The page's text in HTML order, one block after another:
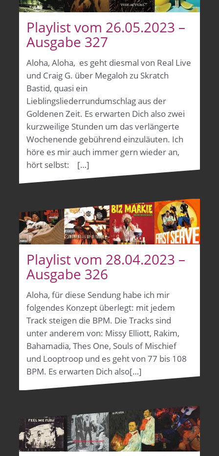
Playlist vom 26.05.2023 –
Ausgabe 327
Aloha, Aloha, es geht diesmal von Real Live
und Craig G. über Megaloh zu Skratch
Bastid, quasi ein
Lieblingsliederrundumschlag aus der
Goldenen Zeit. Es erwarten Dich also zwei
kurzweilige Stunden um das verlängerte
Wochenende gebührend einzuläuten. Ich
höre es mir auch immer gern wieder an,
hört selbst: […]
Playlist vom 28.04.2023 –
Ausgabe 326
Aloha, für diese Sendung habe ich mir
folgendes Konzept überlegt: mit jedem
Track steigen die BPM. Die Tracks sind
unter anderem von: Missy Elliott, Rakim,
Bahamadia, Thes One, Souls of Mischief
und Looptroop und es geht von 77 bis 108
BPM. Es erwarten Dich also[…]